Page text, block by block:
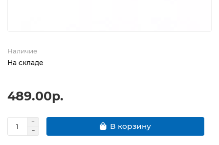
Наличие
На складе
489.00р.
В корзину